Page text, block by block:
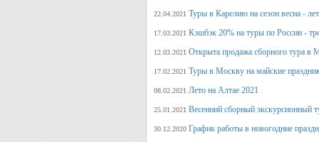
22.04.2021 Туры в Карелию на сезон весна -
17.03.2021 Кэшбэк 20% на туры по России -
12.03.2021 Открыта продажа сборного тура в
17.02.2021 Туры в Москву на майские
08.02.2021 Лето на Алтае 2021
25.01.2021 Весенний сборный экскурсионный
30.12.2020 График работы в новогодние